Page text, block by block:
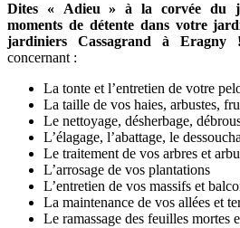
Dites « Adieu » à la corvée du
moments de détente dans votre
jardiniers Cassagrand à Eragny !
concernant :
La tonte et l’entretien de votre
La taille de vos haies, arbustes,
Le nettoyage, désherbage,
L’élagage, l’abattage, le
Le traitement de vos arbres et
L’arrosage de vos plantations
L’entretien de vos massifs et
La maintenance de vos allées et
Le ramassage des feuilles mortes